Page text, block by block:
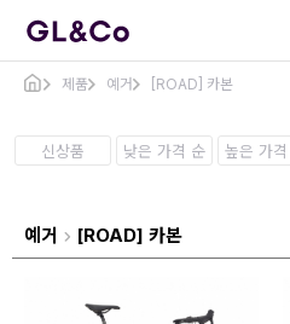
제품 예거 [ROAD] 카본
신상품 낮은 가격 순 높은 가
예거 [ROAD] 카본